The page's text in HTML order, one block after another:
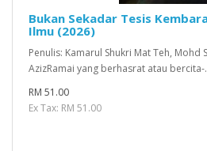
Bukan Sekadar Tesis
Ilmu (2026)
Penulis: Kamarul Shukri Mat Teh, Mohd
AzizRamai yang berhasrat atau bercita-
RM 51.00
Ex Tax: RM 51.00